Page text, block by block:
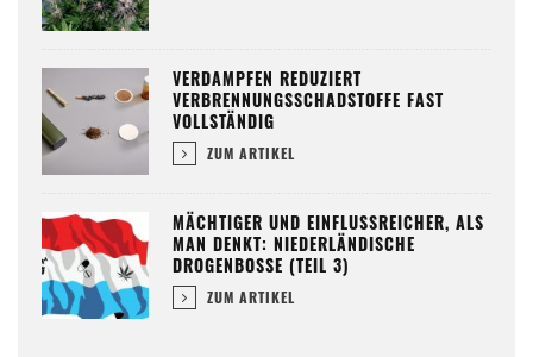
VERDAMPFEN REDUZIERT
VERBRENNUNGSSCHADSTOFFE FAST
VOLLSTÄNDIG
ZUM ARTIKEL
MÄCHTIGER UND EINFLUSSREICHER, ALS
MAN DENKT: NIEDERLÄNDISCHE
DROGENBOSSE (TEIL 3)
ZUM ARTIKEL